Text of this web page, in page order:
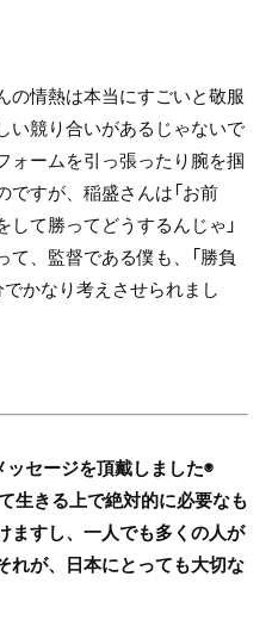
の情熱は本当にすごいと敬服
い競り合いがあるじゃないで
ォームを引っ張ったり腕を掴
すが、稲盛さんは「お前
て勝ってどうするんじゃ」
、監督である僕も、「勝負
でかなり考えさせられまし
ッセージを頂戴しました◉
生きる上で絶対的に必要なも
ますし、一人でも多くの人が
れが、日本にとっても大切な